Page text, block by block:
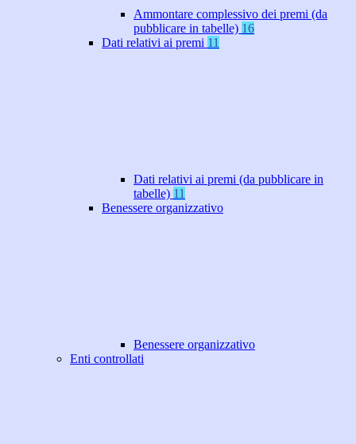
Ammontare complessivo dei premi (da
pubblicare in tabelle) 16
Dati relativi ai premi 11
Dati relativi ai premi (da pubblicare in
tabelle) 11
Benessere organizzativo
Benessere organizzativo
Enti controllati